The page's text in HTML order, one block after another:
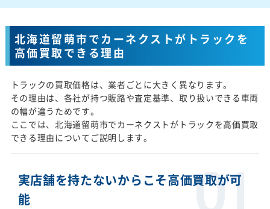
北海道留萌市でカーネクストがトラックを
高価買取できる理由
トラックの買取価格は、業者ごとに大きく異なります。
その理由は、各社が持つ販路や査定基準、取り扱いできる車両
の幅が違うためです。
ここでは、北海道留萌市でカーネクストがトラックを高価買取
できる理由についてご説明します。
実店舗を持たないからこそ高価買取が可
能